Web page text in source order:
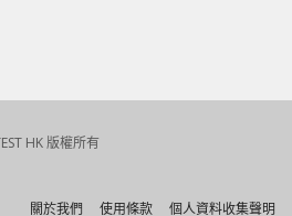
HK 版權所有
關於我們 使用條款 個人資料收集聲明